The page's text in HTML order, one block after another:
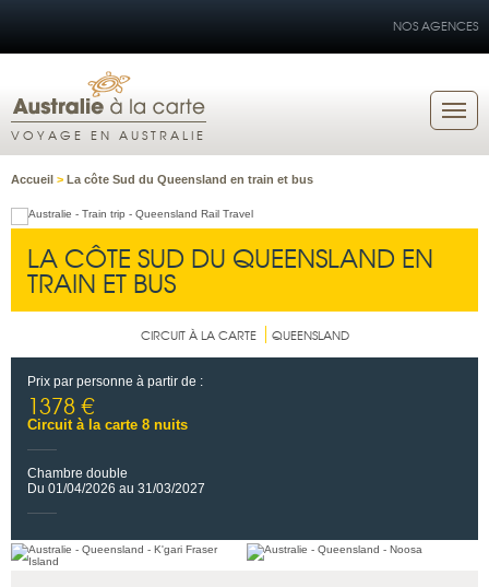
NOS AGENCES
VOYAGE EN AUSTRALIE
Accueil > La côte Sud du Queensland en train et bus
LA CÔTE SUD DU QUEENSLAND EN
TRAIN ET BUS
CIRCUIT À LA CARTE QUEENSLAND
Prix par personne à partir de :
1378 €
Circuit à la carte 8 nuits
Chambre double
Du 01/04/2026 au 31/03/2027